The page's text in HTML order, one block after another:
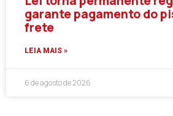
garante pagamento do
frete
LEIA MAIS »
6 de agosto de 2026